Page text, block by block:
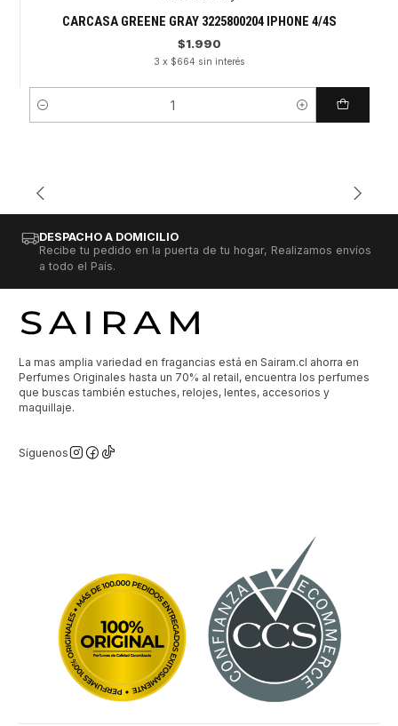
CARCASA GREENE GRAY 3225800204 IPHONE 4/4S
$1.990
3 x $664 sin interés
Cantidad
DESPACHO A DOMICILIO
Recibe tu pedido en la puerta de tu hogar, Realizamos envíos
a todo el País.
La mas amplia variedad en fragancias está en Sairam.cl ahorra en
Perfumes Originales hasta un 70% al retail, encuentra los perfumes
que buscas también estuches, relojes, lentes, accesorios y
maquillaje.
Síguenos